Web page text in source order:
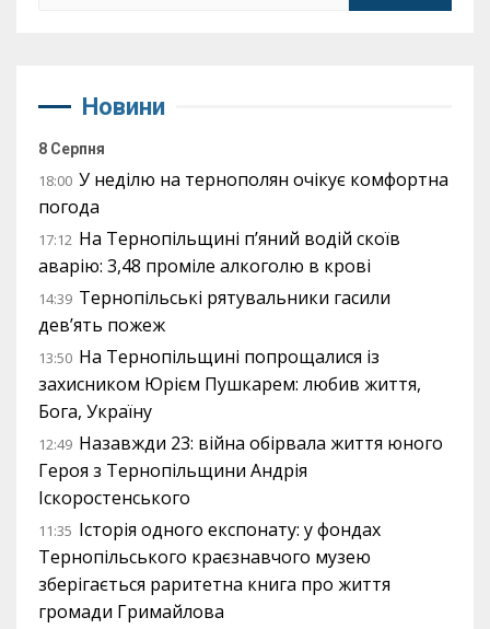
Новини
8 Серпня
18:00 У неділю на тернополян очікує комфортна
погода
17:12 На Тернопільщині п’яний водій скоїв
аварію: 3,48 проміле алкоголю в крові
14:39 Тернопільські рятувальники гасили
дев’ять пожеж
13:50 На Тернопільщині попрощалися із
захисником Юрієм Пушкарем: любив життя,
Бога, Україну
12:49 Назавжди 23: війна обірвала життя юного
Героя з Тернопільщини Андрія
Іскоростенського
11:35 Історія одного експонату: у фондах
Тернопільського краєзнавчого музею
зберігається раритетна книга про життя
громади Гримайлова